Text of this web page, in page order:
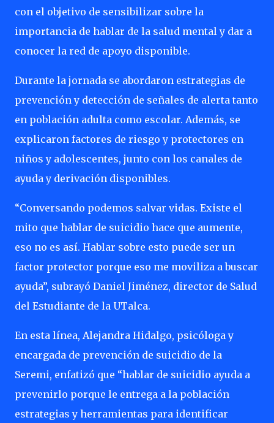
con el objetivo de sensibilizar sobre la
importancia de hablar de la salud mental y dar a
conocer la red de apoyo disponible.
Durante la jornada se abordaron estrategias de
prevención y detección de señales de alerta tanto
en población adulta como escolar. Además, se
explicaron factores de riesgo y protectores en
niños y adolescentes, junto con los canales de
ayuda y derivación disponibles.
“Conversando podemos salvar vidas. Existe el
mito que hablar de suicidio hace que aumente,
eso no es así. Hablar sobre esto puede ser un
factor protector porque eso me moviliza a buscar
ayuda”, subrayó Daniel Jiménez, director de Salud
del Estudiante de la UTalca.
En esta línea, Alejandra Hidalgo, psicóloga y
encargada de prevención de suicidio de la
Seremi, enfatizó que “hablar de suicidio ayuda a
prevenirlo porque le entrega a la población
estrategias y herramientas para identificar